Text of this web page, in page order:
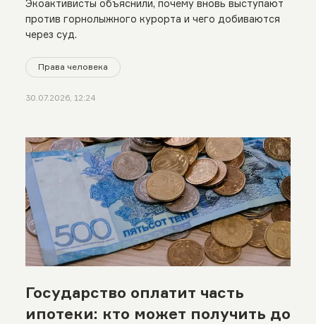
Экоактивисты объяснили, почему вновь выступают
против горнолыжного курорта и чего добиваются
через суд.
Права человека
30.07.2026, 12:24
Государство оплатит часть
ипотеки: кто может получить до